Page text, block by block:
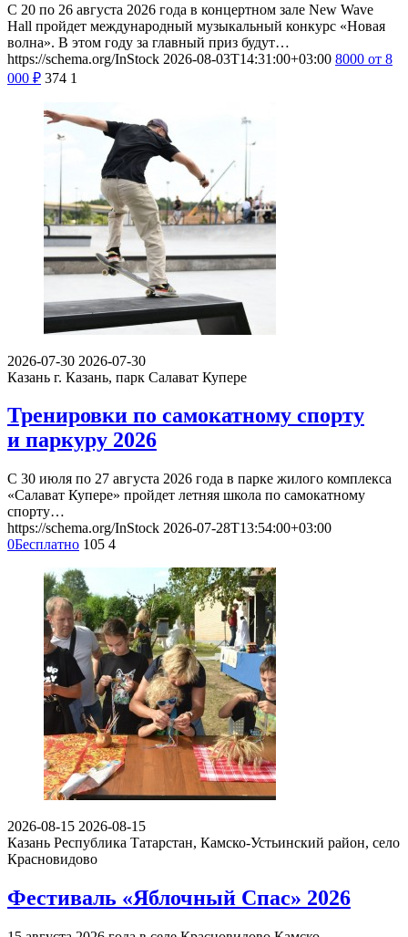
С 20 по 26 августа 2026 года в концертном зале New Wave
Hall пройдет международный музыкальный конкурс «Новая
волна». В этом году за главный приз будут…
https://schema.org/InStock 2026-08-03T14:31:00+03:00 8000 от 8
000 ₽ 374 1
2026-07-30 2026-07-30
Казань г. Казань, парк Салават Купере
Тренировки по самокатному спорту
и паркуру 2026
С 30 июля по 27 августа 2026 года в парке жилого комплекса
«Салават Купере» пройдет летняя школа по самокатному
спорту…
https://schema.org/InStock 2026-07-28T13:54:00+03:00
0Бесплатно 105 4
2026-08-15 2026-08-15
Казань Республика Татарстан, Камско-Устьинский район, село
Красновидово
Фестиваль «Яблочный Спас» 2026